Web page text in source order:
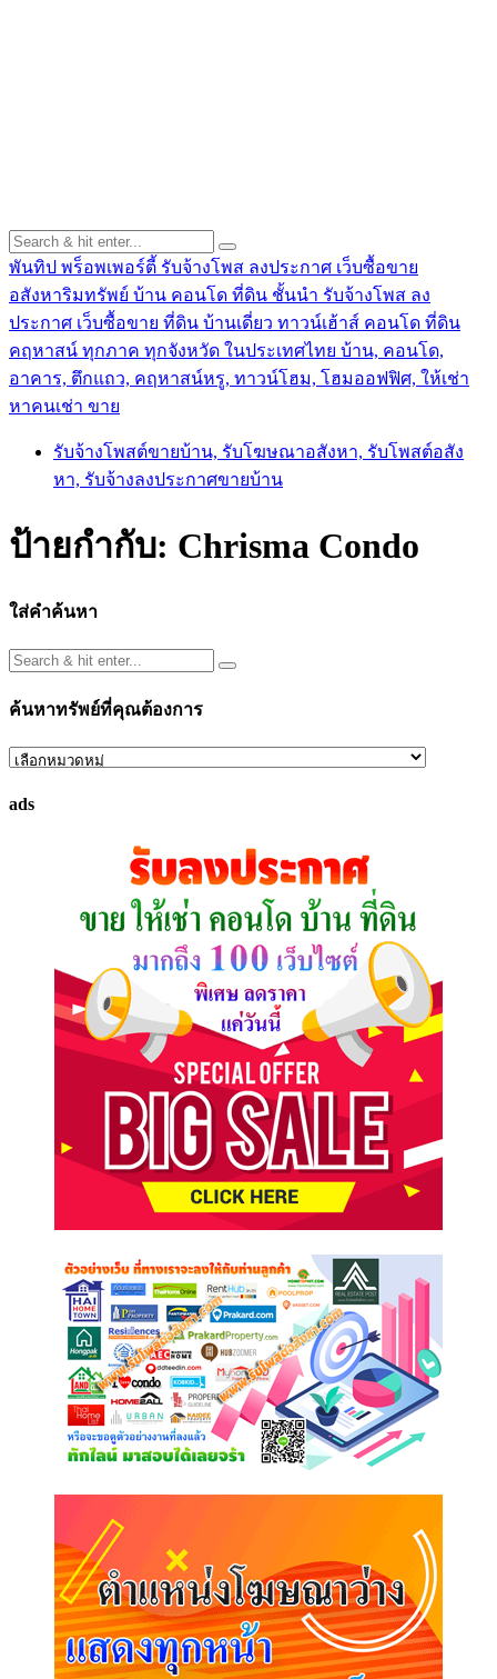
พันทิป พร็อพเพอร์ตี้ รับจ้างโพส ลงประกาศ เว็บซื้อขาย
อสังหาริมทรัพย์ บ้าน คอนโด ที่ดิน ชั้นนำ รับจ้างโพส ลง
ประกาศ เว็บซื้อขาย ที่ดิน บ้านเดี่ยว ทาวน์เฮ้าส์ คอนโด ที่ดิน
คฤหาสน์ ทุกภาค ทุกจังหวัด ในประเทศไทย บ้าน, คอนโด,
อาคาร, ตึกแถว, คฤหาสน์หรู, ทาวน์โฮม, โฮมออฟฟิศ, ให้เช่า
หาคนเช่า ขาย
รับจ้างโพสต์ขายบ้าน, รับโฆษณาอสังหา, รับโพสต์อสัง
หา, รับจ้างลงประกาศขายบ้าน
ป้ายกำกับ: Chrisma Condo
ใส่คำค้นหา
ค้นหาทรัพย์ที่คุณต้องการ
ค้นหา
ที่
ads